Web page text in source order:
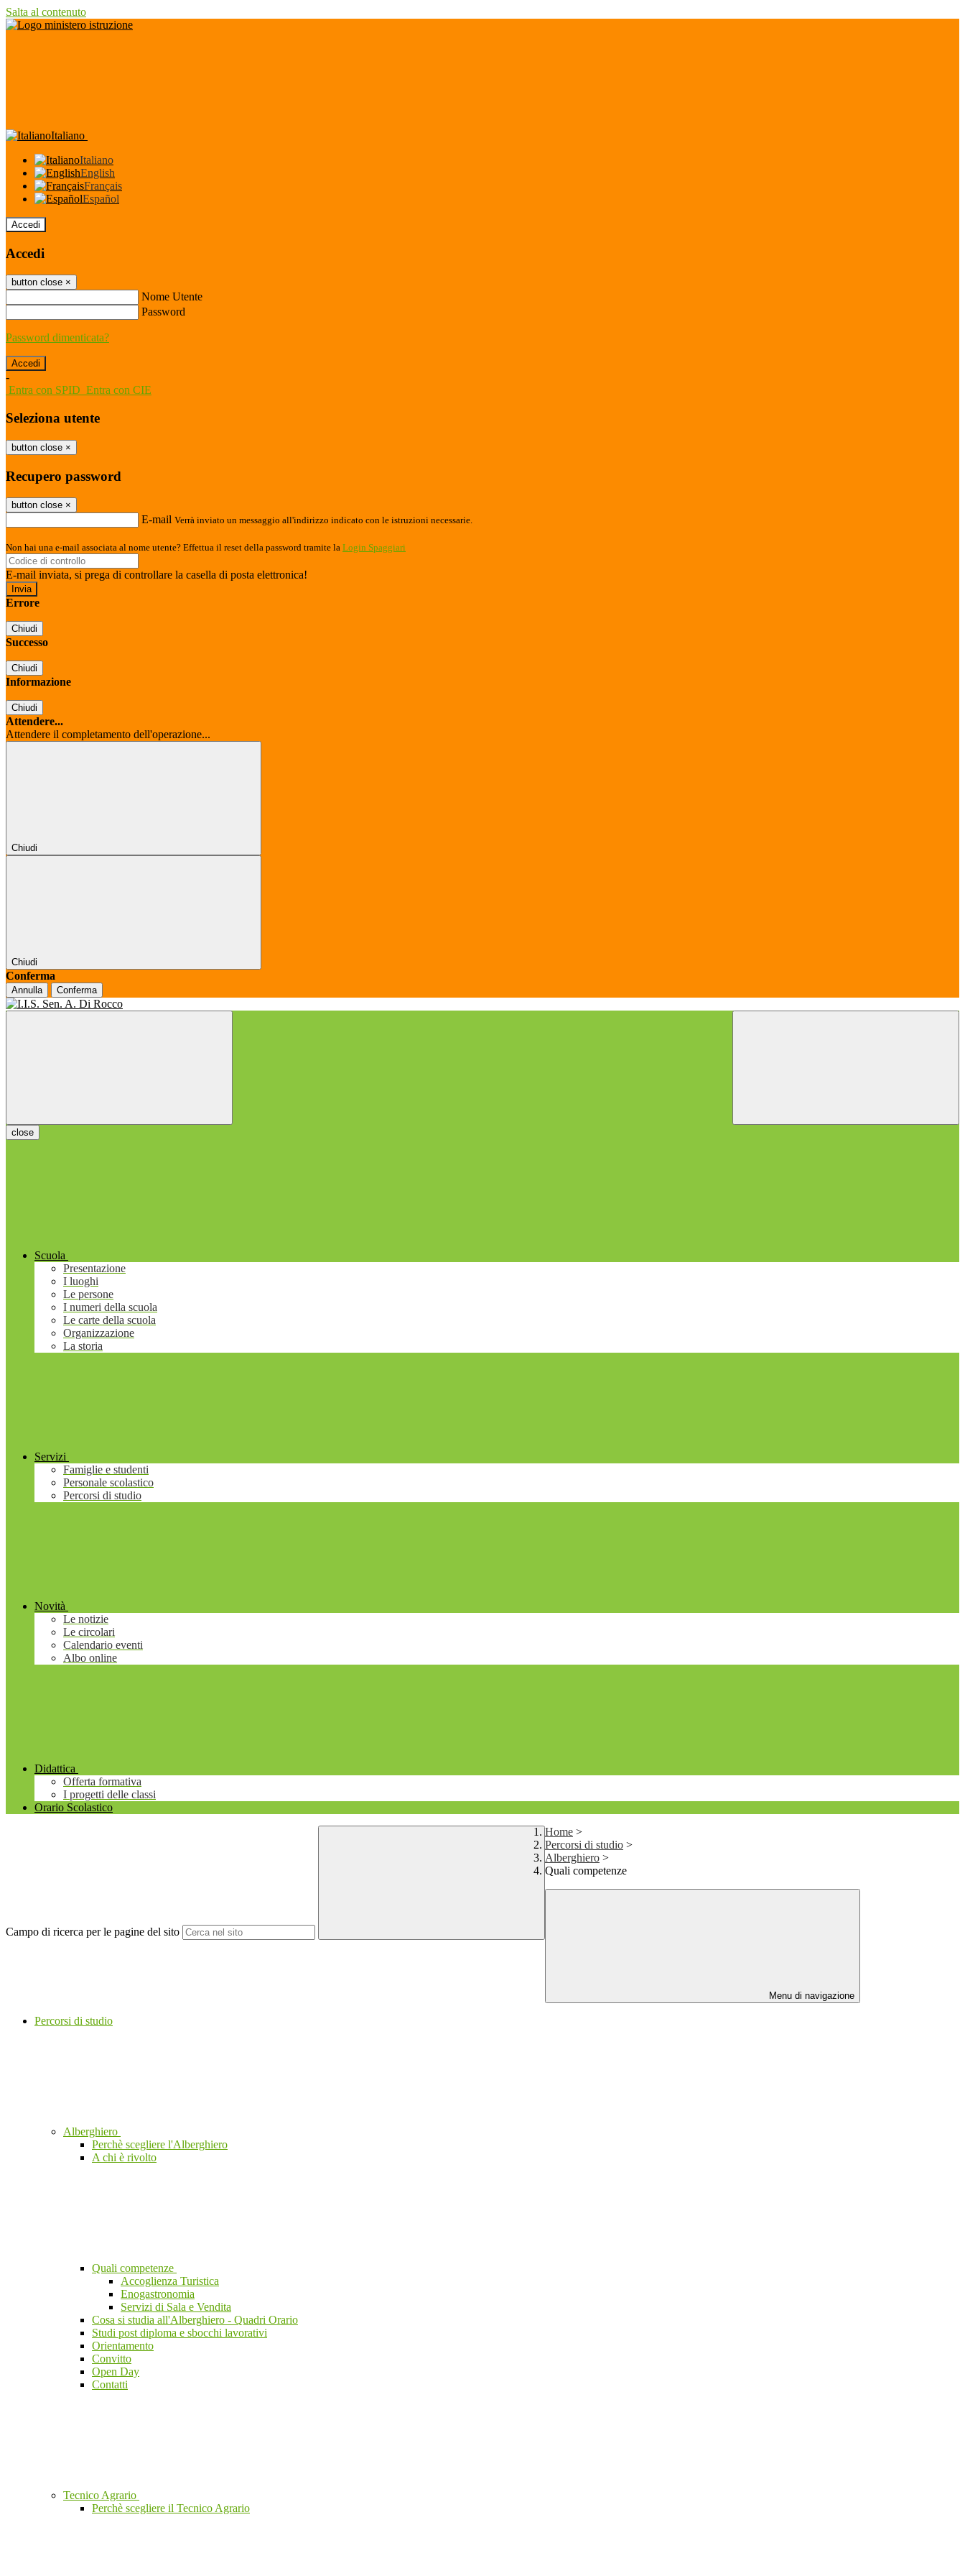
Salta al contenuto
Italiano
Italiano
English
Français
Español
Accedi
Accedi
button close ×
Nome Utente
Password
Password dimenticata?
-
Entra con SPID Entra con CIE
Seleziona utente
button close ×
Recupero password
button close ×
E-mail Verrà inviato un messaggio all'indirizzo indicato con le istruzioni necessarie.
Non hai una e-mail associata al nome utente? Effettua il reset della password tramite la Login Spaggiari
E-mail inviata, si prega di controllare la casella di posta elettronica!
Errore
Chiudi
Successo
Chiudi
Informazione
Chiudi
Attendere...
Attendere il completamento dell'operazione...
Chiudi
Chiudi
Conferma
Annulla Conferma
close
Scuola
Presentazione
I luoghi
Le persone
I numeri della scuola
Le carte della scuola
Organizzazione
La storia
Servizi
Famiglie e studenti
Personale scolastico
Percorsi di studio
Novità
Le notizie
Le circolari
Calendario eventi
Albo online
Didattica
Offerta formativa
I progetti delle classi
Orario Scolastico
Campo di ricerca per le pagine del sito
Home >
Percorsi di studio >
Alberghiero >
Quali competenze
Menu di navigazione
Percorsi di studio
Alberghiero
Perchè scegliere l'Alberghiero
A chi è rivolto
Quali competenze
Accoglienza Turistica
Enogastronomia
Servizi di Sala e Vendita
Cosa si studia all'Alberghiero - Quadri Orario
Studi post diploma e sbocchi lavorativi
Orientamento
Convitto
Open Day
Contatti
Tecnico Agrario
Perchè scegliere il Tecnico Agrario